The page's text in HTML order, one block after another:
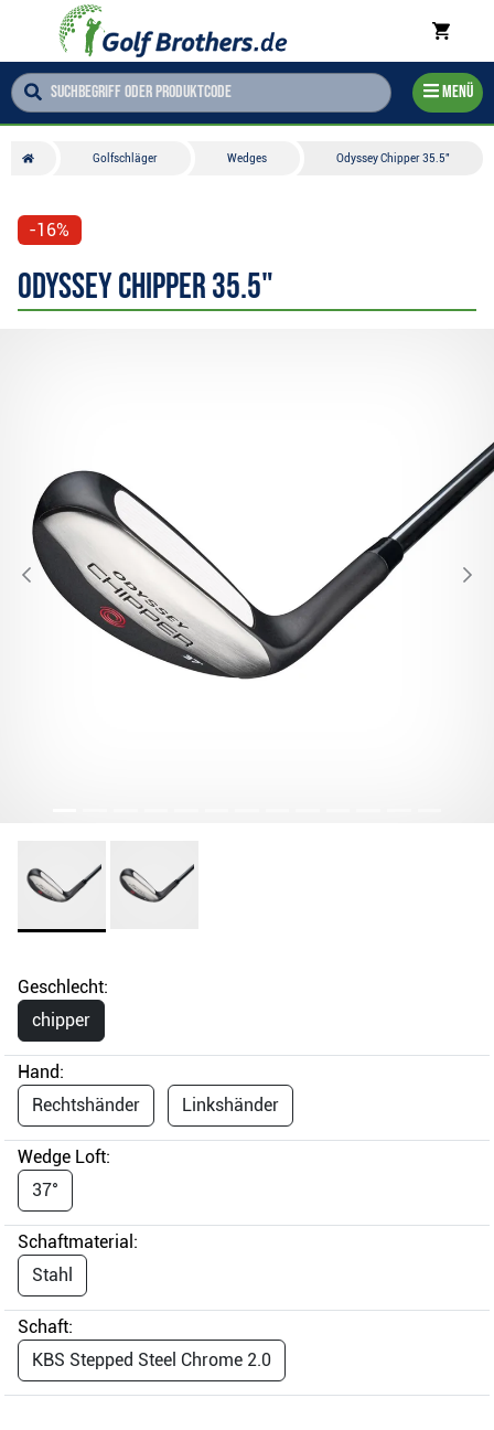
Menü
Golfschläger Wedges Odyssey Chipper 35.5"
-16%
Odyssey Chipper 35.5"
Geschlecht:
chipper
Hand:
Rechtshänder
Linkshänder
Wedge Loft:
37°
Schaftmaterial:
Stahl
Schaft:
KBS Stepped Steel Chrome 2.0